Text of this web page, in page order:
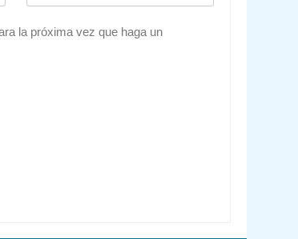
la próxima vez que haga un